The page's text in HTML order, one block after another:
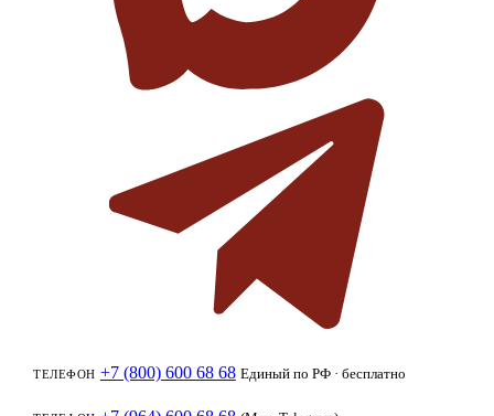
ТЕЛЕФОН +7 (800) 600 68 68 Единый по РФ · бесплатно